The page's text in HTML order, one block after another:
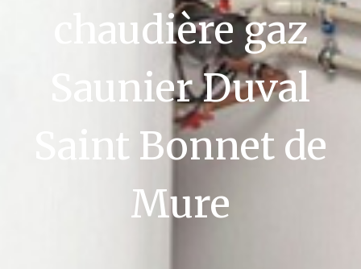
chaudière gaz
Saunier Duval
Saint Bonnet de
Mure